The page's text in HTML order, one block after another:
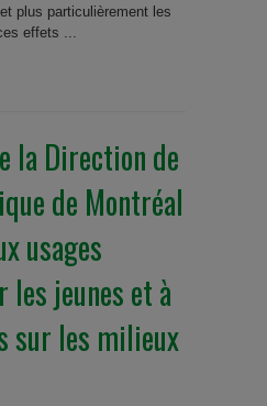
plus particulièrement les
effets ...
la Direction de
de Montréal
usages
les jeunes et à
sur les milieux